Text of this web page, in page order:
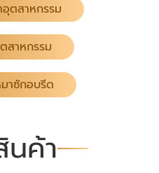
อุตสาหกรรม
สาหกรรม
าซักอบรีด
นค้า